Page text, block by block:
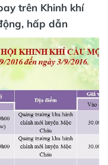
trên Khinh khí
hấp dẫn